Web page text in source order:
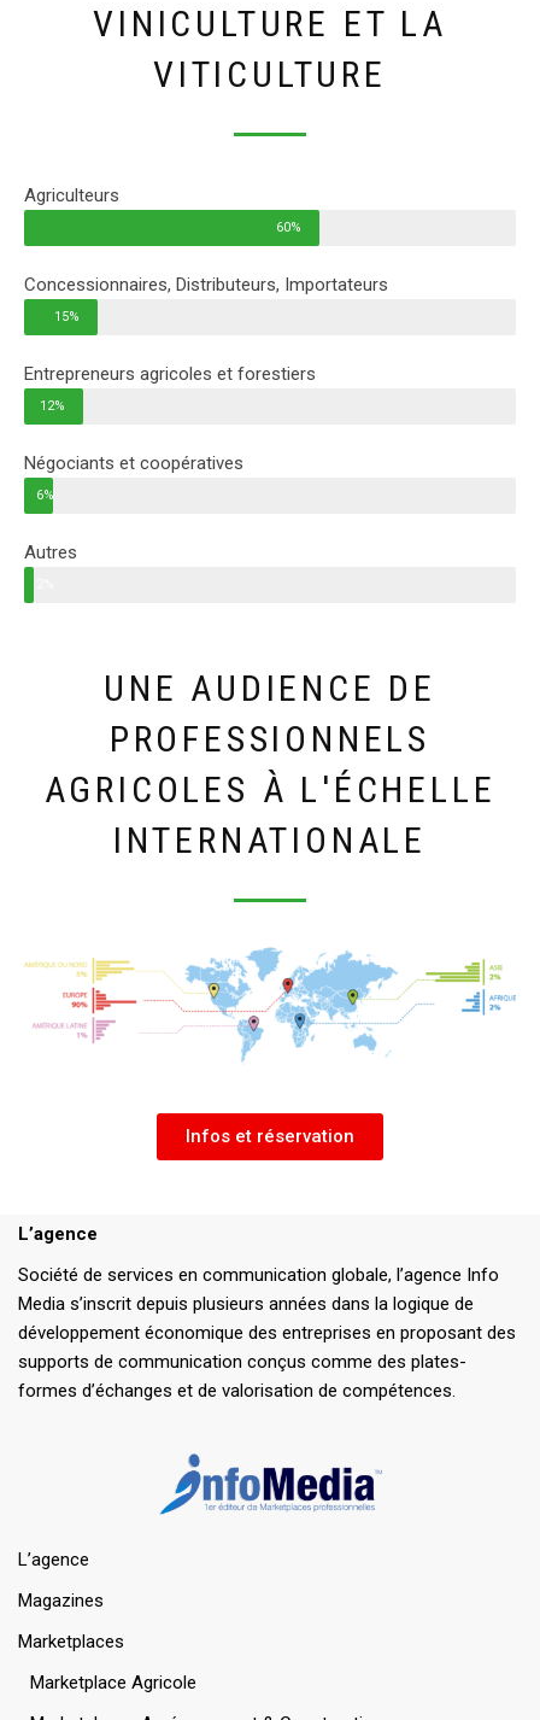
VINICULTURE ET LA
VITICULTURE
Agriculteurs
60%
Concessionnaires, Distributeurs, Importateurs
15%
Entrepreneurs agricoles et forestiers
12%
Négociants et coopératives
6%
Autres
UNE AUDIENCE DE
PROFESSIONNELS
AGRICOLES À L'ÉCHELLE
INTERNATIONALE
Infos et réservation
L’agence
Société de services en communication globale, l’agence Info
Media s’inscrit depuis plusieurs années dans la logique de
développement économique des entreprises en proposant des
supports de communication conçus comme des plates-
formes d’échanges et de valorisation de compétences.
L’agence
Magazines
Marketplaces
Marketplace Agricole